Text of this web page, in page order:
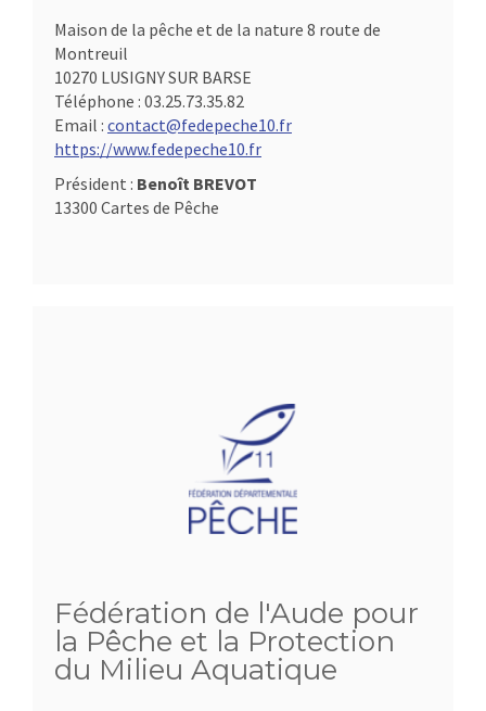
Maison de la pêche et de la nature 8 route de
Montreuil
10270 LUSIGNY SUR BARSE
Téléphone : 03.25.73.35.82
Email : contact@fedepeche10.fr
https://www.fedepeche10.fr
Président : Benoît BREVOT
13300 Cartes de Pêche
Fédération de l'Aude pour
la Pêche et la Protection
du Milieu Aquatique